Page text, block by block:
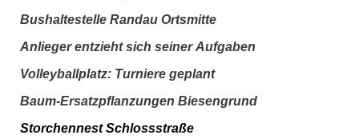
Bushaltestelle Randau Ortsmitte
Anlieger entzieht sich seiner Aufgaben
Volleyballplatz: Turniere geplant
Baum-Ersatzpflanzungen Biesengrund
Storchennest Schlossstraße